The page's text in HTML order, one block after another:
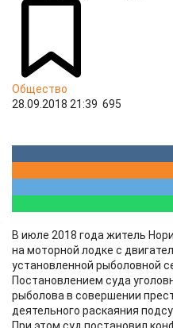
Общество
28.09.2018 21:39 695
В июле 2018 года житель
на моторной лодке с
установленной рыболовной
Постановлением суда
рыболова в совершении
деятельного раскаяния